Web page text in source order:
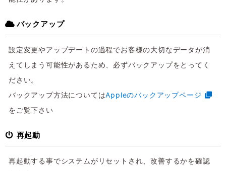
バックアップ
設定変更やアップデートの過程でお客様の大切なデータが消
えてしまう可能性があるため、必ずバックアップをとってく
ださい。
バックアップ方法についてはAppleのバックアップページ
をご覧下さい
再起動
再起動する事でシステムがリセットされ、改善するかを確認